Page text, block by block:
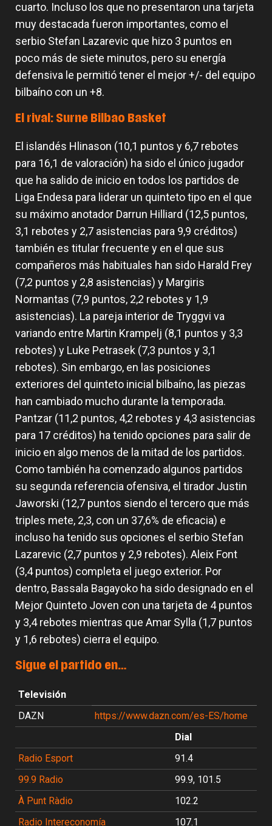
cuarto. Incluso los que no presentaron una tarjeta
muy destacada fueron importantes, como el
serbio Stefan Lazarevic que hizo 3 puntos en
poco más de siete minutos, pero su energía
defensiva le permitió tener el mejor +/- del equipo
bilbaíno con un +8.
El rival: Surne Bilbao Basket
El islandés Hlinason (10,1 puntos y 6,7 rebotes
para 16,1 de valoración) ha sido el único jugador
que ha salido de inicio en todos los partidos de
Liga Endesa para liderar un quinteto tipo en el que
su máximo anotador Darrun Hilliard (12,5 puntos,
3,1 rebotes y 2,7 asistencias para 9,9 créditos)
también es titular frecuente y en el que sus
compañeros más habituales han sido Harald Frey
(7,2 puntos y 2,8 asistencias) y Margiris
Normantas (7,9 puntos, 2,2 rebotes y 1,9
asistencias). La pareja interior de Tryggvi va
variando entre Martin Krampelj (8,1 puntos y 3,3
rebotes) y Luke Petrasek (7,3 puntos y 3,1
rebotes). Sin embargo, en las posiciones
exteriores del quinteto inicial bilbaíno, las piezas
han cambiado mucho durante la temporada.
Pantzar (11,2 puntos, 4,2 rebotes y 4,3 asistencias
para 17 créditos) ha tenido opciones para salir de
inicio en algo menos de la mitad de los partidos.
Como también ha comenzado algunos partidos
su segunda referencia ofensiva, el tirador Justin
Jaworski (12,7 puntos siendo el tercero que más
triples mete, 2,3, con un 37,6% de eficacia) e
incluso ha tenido sus opciones el serbio Stefan
Lazarevic (2,7 puntos y 2,9 rebotes). Aleix Font
(3,4 puntos) completa el juego exterior. Por
dentro, Bassala Bagayoko ha sido designado en el
Mejor Quinteto Joven con una tarjeta de 4 puntos
y 3,4 rebotes mientras que Amar Sylla (1,7 puntos
y 1,6 rebotes) cierra el equipo.
Sigue el partido en…
Televisión
DAZN
https://www.dazn.com/es-ES/home
Dial
Radio Esport
91.4
99.9 Radio
99.9, 101.5
À Punt Ràdio
102.2
Radio Intereconomía
107.1